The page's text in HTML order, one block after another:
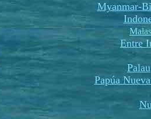
Myanmar-
Entre
Palau
Papúa